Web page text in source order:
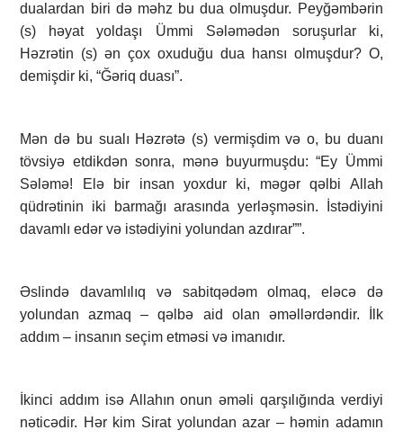
dualardan biri də məhz bu dua olmuşdur. Peyğəmbərin
(s) həyat yoldaşı Ümmi Sələmədən soruşurlar ki,
Həzrətin (s) ən çox oxuduğu dua hansı olmuşdur? O,
demişdir ki, “Ğəriq duası”.
Mən də bu sualı Həzrətə (s) vermişdim və o, bu duanı
tövsiyə etdikdən sonra, mənə buyurmuşdu: “Ey Ümmi
Sələmə! Elə bir insan yoxdur ki, məgər qəlbi Allah
qüdrətinin iki barmağı arasında yerləşməsin. İstədiyini
davamlı edər və istədiyini yolundan azdırar””.
Əslində davamlılıq və sabitqədəm olmaq, eləcə də
yolundan azmaq – qəlbə aid olan əməllərdəndir. İlk
addım – insanın seçim etməsi və imanıdır.
İkinci addım isə Allahın onun əməli qarşılığında verdiyi
nəticədir. Hər kim Sirat yolundan azar – həmin adamın